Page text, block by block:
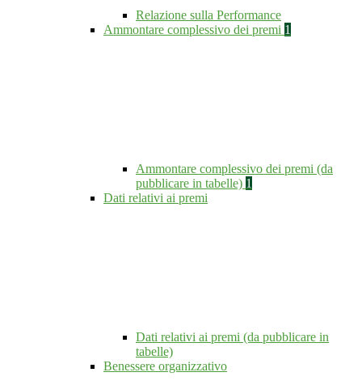
Relazione sulla Performance
Ammontare complessivo dei premi 1
Ammontare complessivo dei premi (da
pubblicare in tabelle) 1
Dati relativi ai premi
Dati relativi ai premi (da pubblicare in
tabelle)
Benessere organizzativo